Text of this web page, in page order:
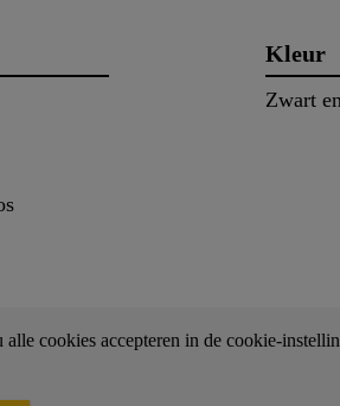
Kleur
Zwart
alle cookies accepteren in de cookie-